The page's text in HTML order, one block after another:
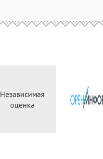
Независимая
оценка